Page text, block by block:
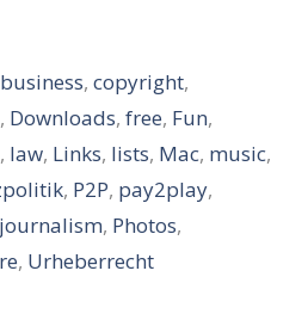
business,copyright,
, Downloads, free, Fun,
, law, Links, lists, Mac, music,
, P2P, pay2play,
, Photos,
, Urheberrecht